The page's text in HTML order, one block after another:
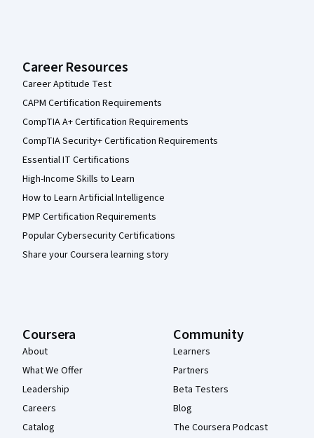
Career Resources
Career Aptitude Test
CAPM Certification Requirements
CompTIA A+ Certification Requirements
CompTIA Security+ Certification Requirements
Essential IT Certifications
High-Income Skills to Learn
How to Learn Artificial Intelligence
PMP Certification Requirements
Popular Cybersecurity Certifications
Share your Coursera learning story
Coursera
About
What We Offer
Leadership
Careers
Catalog
Community
Learners
Partners
Beta Testers
Blog
The Coursera Podcast